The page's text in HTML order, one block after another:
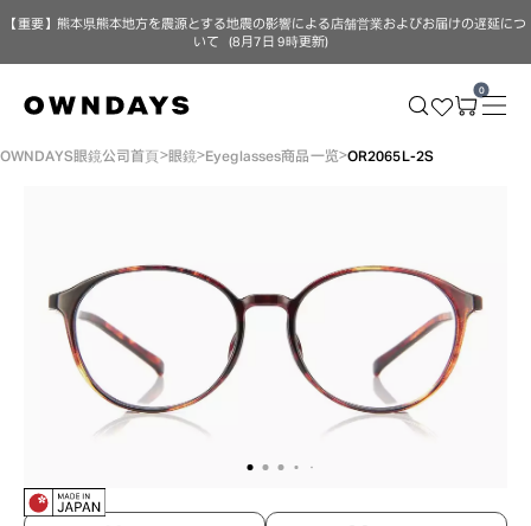
【重要】熊本県熊本地方を震源とする地震の影響による店舗営業およびお届けの遅延につ
いて（8月7日 9時更新）
0
OWNDAYS眼鏡公司首頁 眼鏡 Eyeglasses商品一览 OR2065L-2S